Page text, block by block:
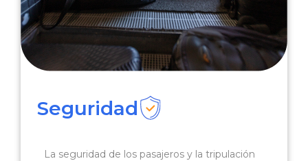
Seguridad
La seguridad de los pasajeros y la tripulación